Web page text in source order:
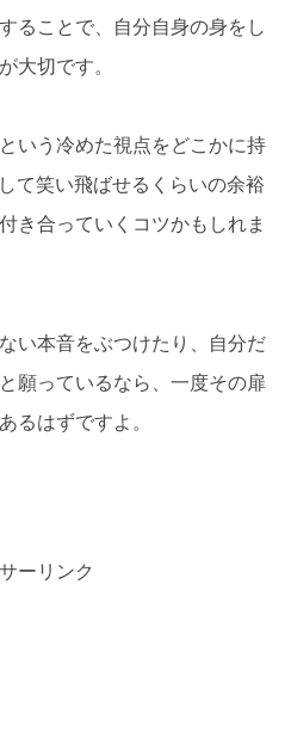
ることで、自分自身の身をし
大切です。
いう冷めた視点をどこかに持
て笑い飛ばせるくらいの余裕
き合っていくコツかもしれま
い本音をぶつけたり、自分だ
願っているなら、一度その扉
るはずですよ。
ーリンク